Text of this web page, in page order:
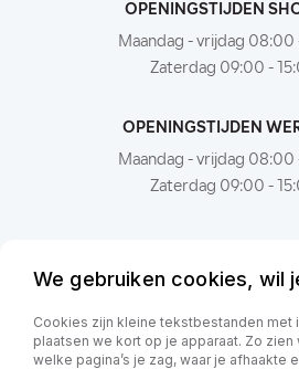
OPENINGSTIJDEN
Maandag - vrijdag 08:00
Zaterdag 09:00 -
OPENINGSTIJDEN
Maandag - vrijdag 08:00
Zaterdag 09:00 -
We gebruiken cookies, wil
Cookies zijn kleine tekstbestanden met
plaatsen we kort op je apparaat. Zo
welke pagina’s je zag, waar je afhaakte